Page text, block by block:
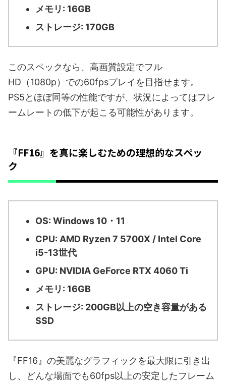
メモリ: 16GB
ストレージ: 170GB
このスペックなら、高画質設定でフル
HD（1080p）での60fpsプレイを目指せます。
PS5とほぼ同等の性能ですが、状況によってはフレ
ームレートの低下が起こる可能性があります。
『FF16』を真に楽しむための理想的なスペッ
ク
OS: Windows 10・11
CPU: AMD Ryzen 7 5700X / Intel Core
i5-13世代
GPU: NVIDIA GeForce RTX 4060 Ti
メモリ: 16GB
ストレージ: 200GB以上の空き容量がある
SSD
『FF16』の美麗なグラフィックを最大限に引き出
し、どんな場面でも60fps以上の安定したフレーム